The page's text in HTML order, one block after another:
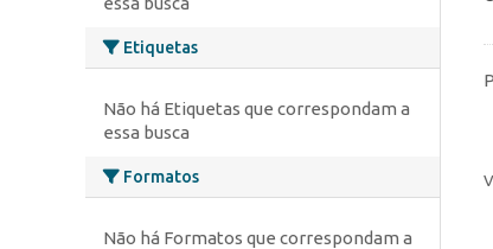
Etiquetas
Não há Etiquetas que correspondam a
essa busca
Formatos
Não há Formatos que correspondam a